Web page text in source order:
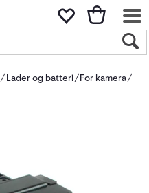
Lader og batteri
For kamera